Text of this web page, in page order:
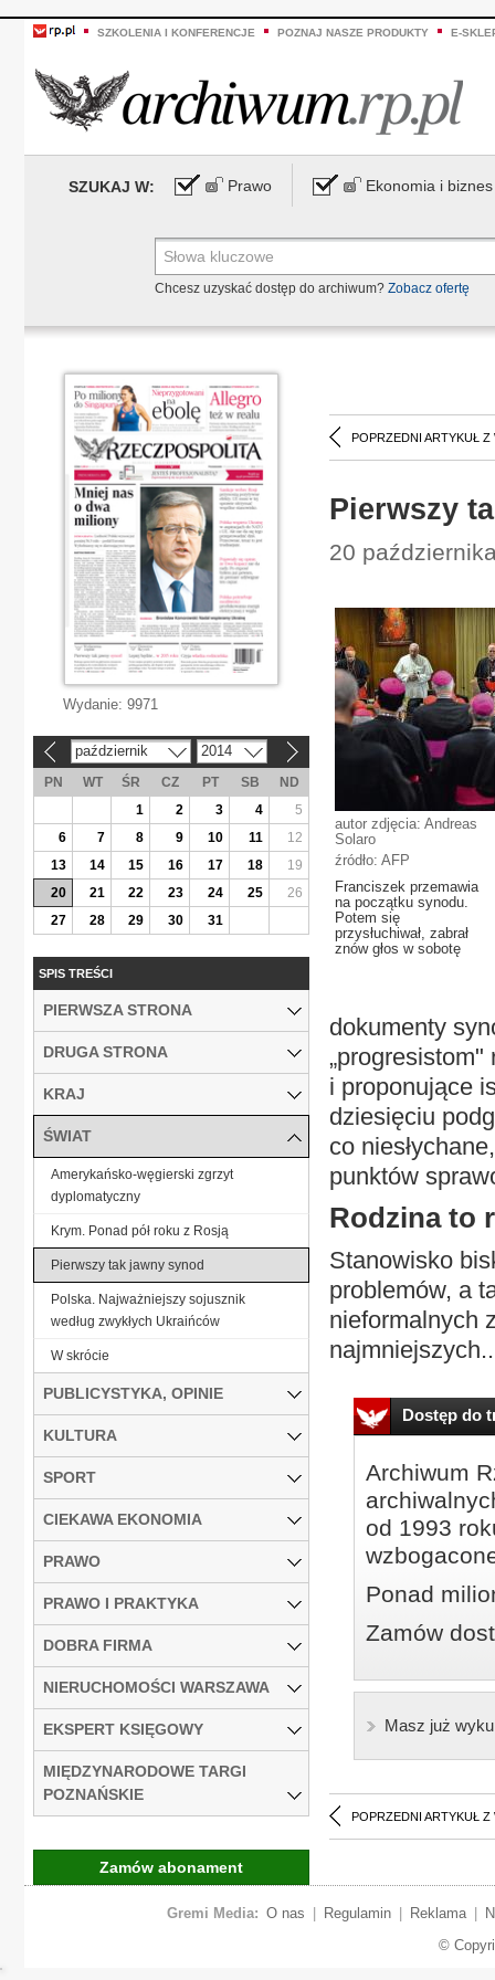
SZKOLENIA I KONFERENCJE POZNAJ NASZE PRODUKTY E-
SZUKAJ W: Prawo Ekonomia i biznes
Chcesz uzyskać dostęp do archiwum? Zobacz ofertę
POPRZEDNI ARTYKUŁ Z
Pierwszy
20
autor zdjęcia: Andreas
Solaro
źródło: AFP
Franciszek przemawia
na początku synodu.
Potem się
przysłuchiwał, zabrał
znów głos w sobotę
dokumenty
i proponujące
dziesięciu
co
punktów
Rodzina to
Stanowisko
problemów, a
nieformalnych
Dostęp do
Archiwum
od 1993
Ponad
Zamów
Masz już
POPRZEDNI ARTYKUŁ Z
Wydanie: 9971
październik 2014
PN WT ŚR CZ PT SB
ND
1
2 3 4
5
6
7 8 9 10 11
12
13
14 15 16 17 18
19
20
21 22 23 24 25
26
27
28 29 30 31
SPIS TREŚCI
PIERWSZA STRONA
DRUGA STRONA
KRAJ
ŚWIAT
Amerykańsko-węgierski zgrzyt
dyplomatyczny
Krym. Ponad pół roku z Rosją
Pierwszy tak jawny synod
Polska. Najważniejszy sojusznik
według zwykłych Ukraińców
W skrócie
PUBLICYSTYKA, OPINIE
KULTURA
SPORT
CIEKAWA EKONOMIA
PRAWO
PRAWO I PRAKTYKA
DOBRA FIRMA
NIERUCHOMOŚCI WARSZAWA
EKSPERT KSIĘGOWY
MIĘDZYNARODOWE TARGI
POZNAŃSKIE
Zamów abonament
Gremi Media: O nas Regulamin Reklama
©